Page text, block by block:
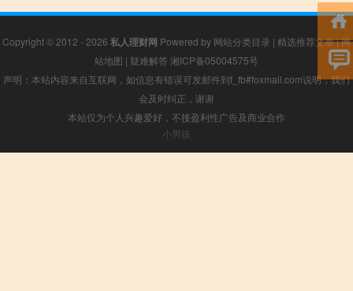
Copyright © 2012 - 2026 私人理财网 Powered by 网站分类目录 | 精选推荐文章|网
站地图 | 疑难解答 湘ICP备05004575号
声明：本站内容来自互联网，如信息有错误可发邮件到f_fb#foxmail.com说明，我们
会及时纠正，谢谢
本站仅为个人兴趣爱好，不接盈利性广告及商业合作
小男孩